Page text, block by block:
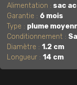
Alimentation : sac
Garantie : 6 mois
Type : plume
Conditionnement :
Diamètre :1.2 cm
Longueur :14 cm